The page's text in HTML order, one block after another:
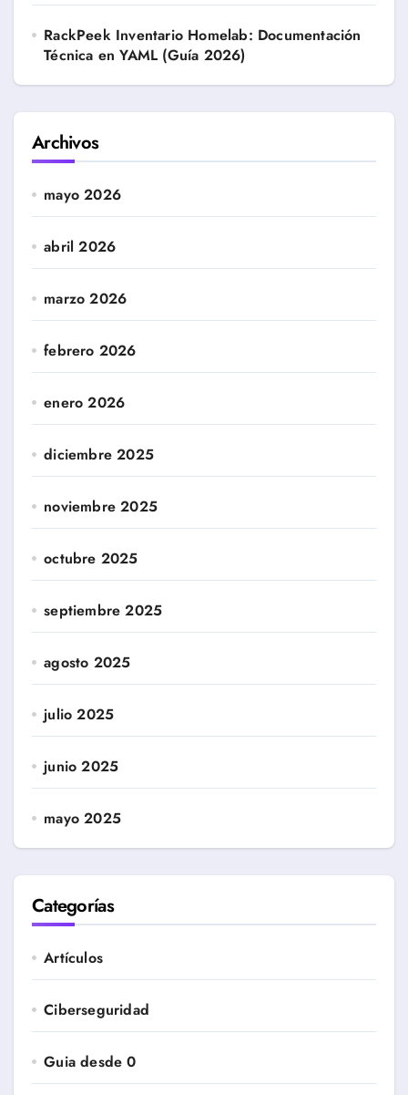
RackPeek Inventario Homelab: Documentación
Técnica en YAML (Guía 2026)
Archivos
mayo 2026
abril 2026
marzo 2026
febrero 2026
enero 2026
diciembre 2025
noviembre 2025
octubre 2025
septiembre 2025
agosto 2025
julio 2025
junio 2025
mayo 2025
Categorías
Artículos
Ciberseguridad
Guia desde 0